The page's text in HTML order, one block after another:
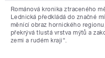
Románová kronika ztraceného
Lednická předkládá do značné
měnící obraz hornického
překrývá tlustá vrstva mýtů a
zemi a rudém kraji“.